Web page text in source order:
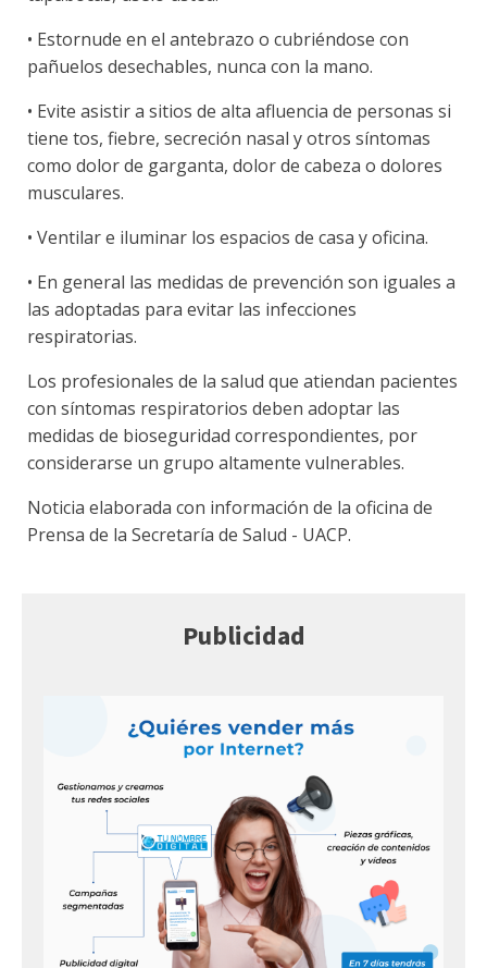
Publicidad
• Estornude en el antebrazo o cubriéndose con
pañuelos desechables, nunca con la mano.
• Evite asistir a sitios de alta afluencia de personas si
tiene tos, fiebre, secreción nasal y otros síntomas
como dolor de garganta, dolor de cabeza o dolores
musculares.
• Ventilar e iluminar los espacios de casa y oficina.
• En general las medidas de prevención son iguales a
las adoptadas para evitar las infecciones
respiratorias.
Los profesionales de la salud que atiendan pacientes
con síntomas respiratorios deben adoptar las
medidas de bioseguridad correspondientes, por
considerarse un grupo altamente vulnerables.
Noticia elaborada con información de la oficina de
Prensa de la Secretaría de Salud - UACP.